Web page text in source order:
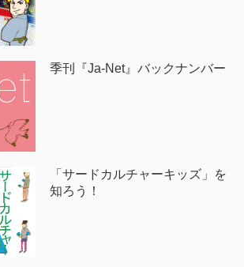
季刊『Ja-Net』バックナンバー
「サードカルチャーキッズ」を
知ろう！